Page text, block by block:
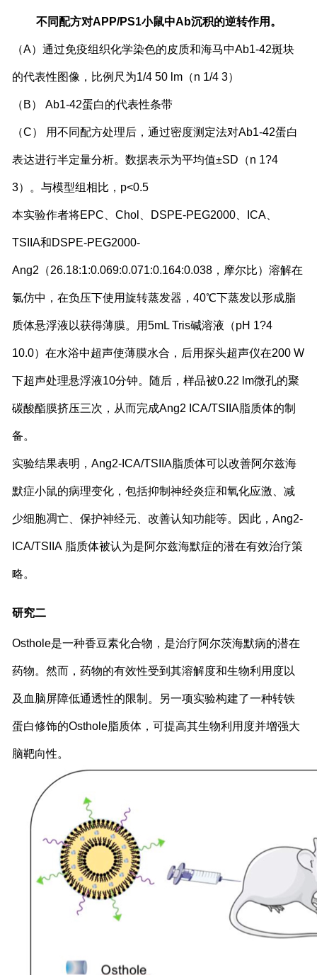
不同配方对APP/PS1小鼠中Ab沉积的逆转作用。
（A）通过免疫组织化学染色的皮质和海马中Ab1-42斑块
的代表性图像，比例尺为1/4 50 lm（n 1/4 3）
（ B） Ab1-42蛋白的代表性条带
（C） 用不同配方处理后，通过密度测定法对Ab1-42蛋白
表达进行半定量分析。数据表示为平均值±SD （n 1?4
3）。与模型组相比， p<0.5
本实验作者将EPC Chol DSPE-PEG2000、 ICA、
TSIIA和DSPE-PEG2000-
Ang2 （26.18:1:0.069:0.071:0.164:0.038，摩尔比）溶解在
氯仿中，在负压下使用旋转蒸发器， 40℃下蒸发以形成脂
质体悬浮液以获得薄膜。用5mL Tris碱溶液（pH 1?4
10.0）在水浴中超声使薄膜水合，后用探头超声仪在200 W
下超声处理悬浮液10分钟。随后，样品被0.22 lm微孔的聚
碳酸酯膜挤压三次，从而完成Ang2 ICA/TSIIA脂质体的制
备。
实验结果表明， Ang2-ICA/TSIIA脂质体可以改善阿尔兹海
默症小鼠的病理变化，包括抑制神经炎症和氧化应激、减
少细胞凋亡、保护神经元、改善认知功能等。因此， Ang2-
ICA/TSIIA 脂质体被认为是阿尔兹海默症的潜在有效治疗策
略。
研究二
Osthole是一种香豆素化合物，是治疗阿尔茨海默病的潜在
药物。然而，药物的有效性受到其溶解度和生物利用度以
及血脑屏障低通透性的限制。另一项实验构建了一种转铁
蛋白修饰的Osthole脂质体，可提高其生物利用度并增强大
脑靶向性。